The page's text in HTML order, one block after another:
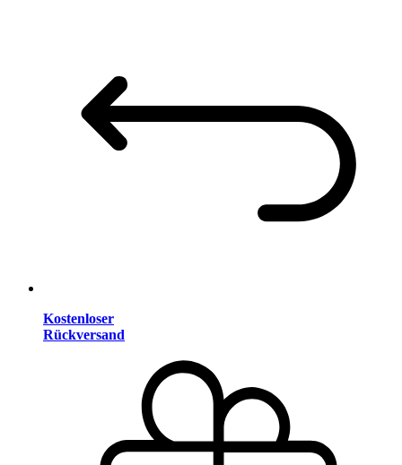
Kostenloser
Rückversand